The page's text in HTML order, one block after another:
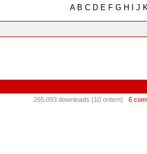
AB C D E F G H J
265.093 downloads (10 ontem) 6